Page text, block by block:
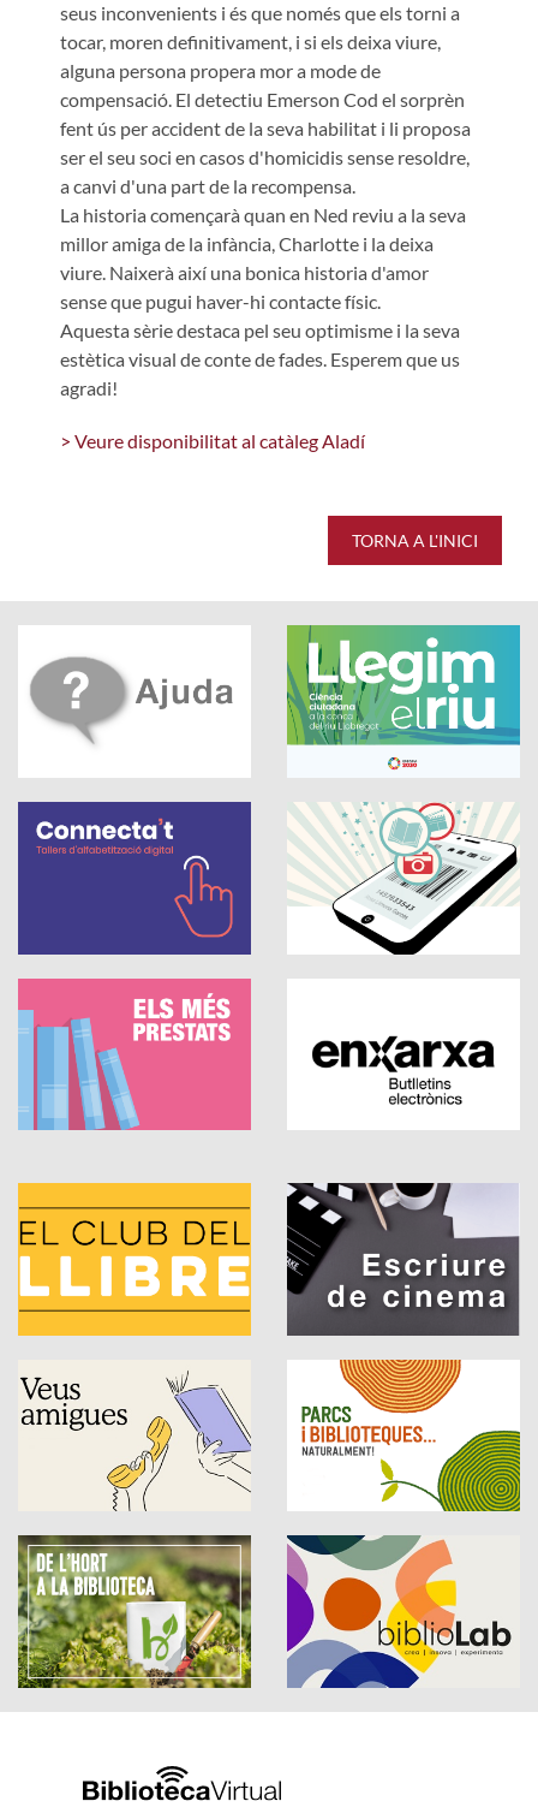
seus inconvenients i és que només que els torni a
tocar, moren definitivament, i si els deixa viure,
alguna persona propera mor a mode de
compensació. El detectiu Emerson Cod el sorprèn
fent ús per accident de la seva habilitat i li proposa
ser el seu soci en casos d'homicidis sense resoldre,
a canvi d'una part de la recompensa.
La historia començarà quan en Ned reviu a la seva
millor amiga de la infància, Charlotte i la deixa
viure. Naixerà així una bonica historia d'amor
sense que pugui haver-hi contacte físic.
Aquesta sèrie destaca pel seu optimisme i la seva
estètica visual de conte de fades. Esperem que us
agradi!
> Veure disponibilitat al catàleg Aladí
TORNA A L'INICI